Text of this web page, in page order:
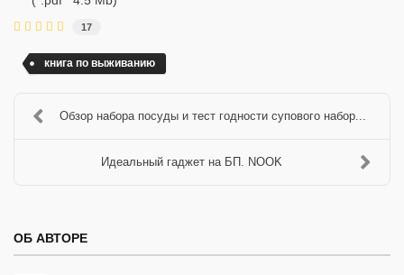
17
книга по выживанию
Обзор набора посуды и тест годности супового набор...
Идеальный гаджет на БП. NOOK
ОБ АВТОРЕ